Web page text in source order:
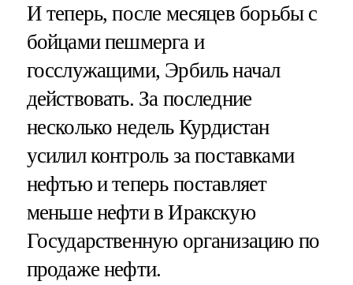
И теперь, после месяцев борьбы с
бойцами пешмерга и
госслужащими, Эрбиль начал
действовать. За последние
несколько недель Курдистан
усилил контроль за поставками
нефтью и теперь поставляет
меньше нефти в Иракскую
Государственную организацию по
продаже нефти.